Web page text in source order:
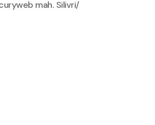
mah. Silivri/